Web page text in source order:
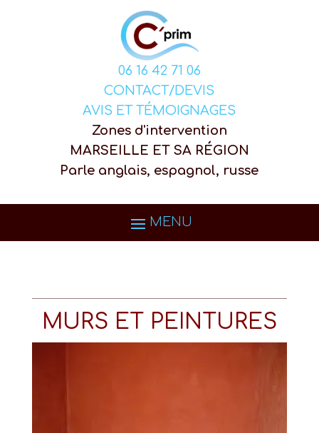
06 16 42 71 06
CONTACT/DEVIS
AVIS ET TÉMOIGNAGES
Zones d'intervention
MARSEILLE ET SA RÉGION
Parle anglais, espagnol, russe
MURS ET PEINTURES